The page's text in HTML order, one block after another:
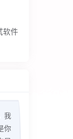
软件
我
你